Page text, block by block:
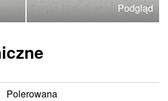
Podgląd
Polerowana